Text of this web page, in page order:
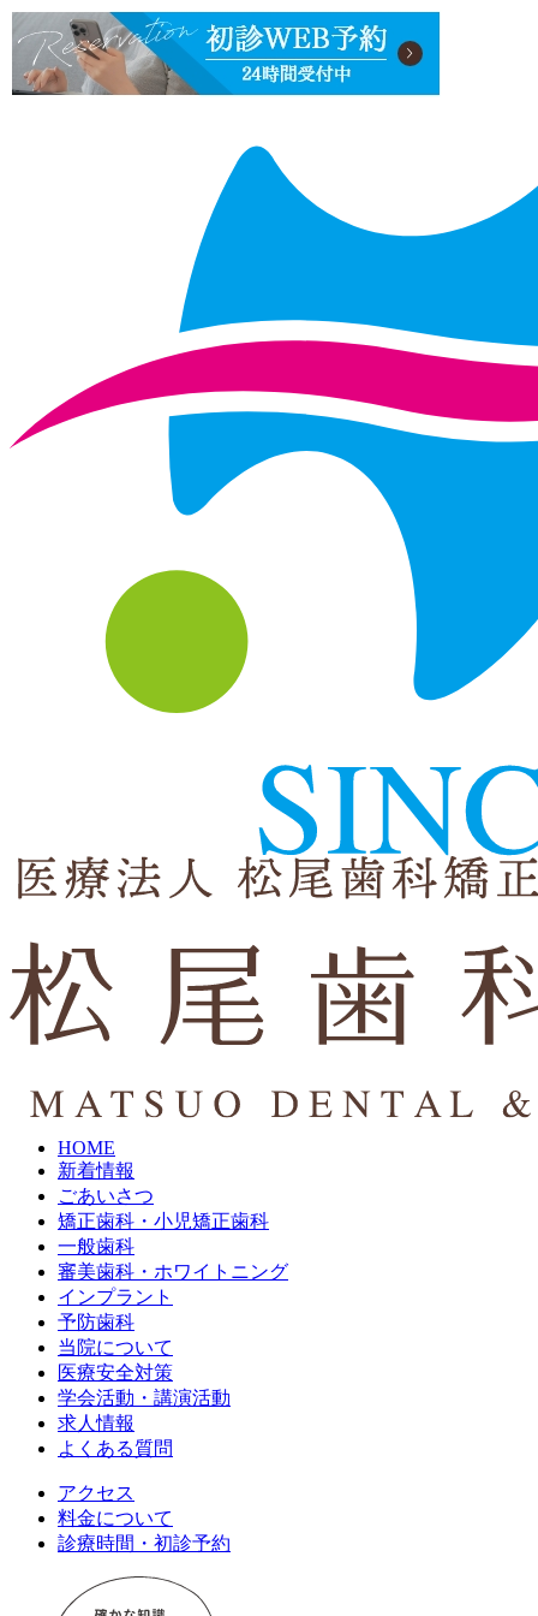
HOME
新着情報
ごあいさつ
矯正歯科・小児矯正歯科
一般歯科
審美歯科・ホワイトニング
インプラント
予防歯科
当院について
医療安全対策
学会活動・講演活動
求人情報
よくある質問
アクセス
料金について
診療時間・初診予約